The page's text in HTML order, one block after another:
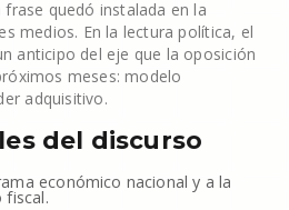
quedó instalada en la
medios. En la lectura política, el
anticipo del eje que la oposición
meses: modelo
adquisitivo.
del discurso
económico nacional y a la
fiscal.